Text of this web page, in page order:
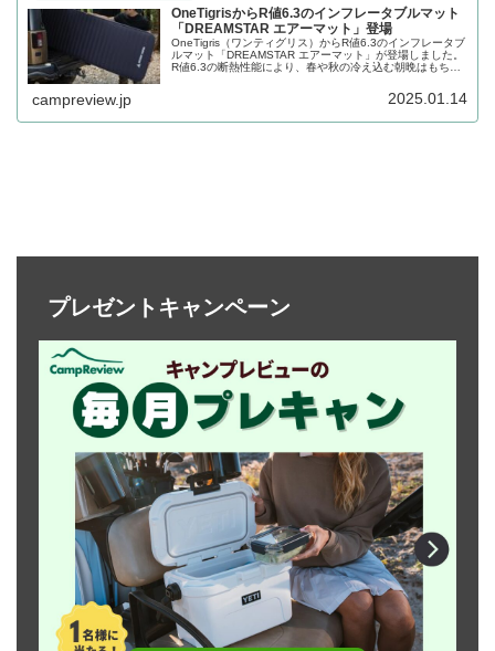
OneTigrisからR値6.3のインフレータブルマット
「DREAMSTAR エアーマット」登場
OneTigris（ワンティグリス）からR値6.3のインフレータブ
ルマット「DREAMSTAR エアーマット」が登場しました。
R値6.3の断熱性能により、春や秋の冷え込む朝晩はもちろ
納時にはコンパクトにまとまり持ち運びも簡単です。詳細
campreview.jp 2025.01.14
プレゼントキャンペーン